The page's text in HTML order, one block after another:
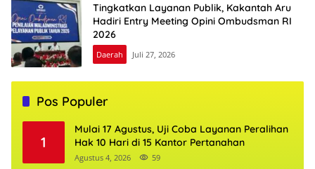
Tingkatkan Layanan Publik, Kakantah Aru
Hadiri Entry Meeting Opini Ombudsman RI
2026
Daerah Juli 27, 2026
Pos Populer
1
Mulai 17 Agustus, Uji Coba Layanan Peralihan
Hak 10 Hari di 15 Kantor Pertanahan
Agustus 4, 2026 59